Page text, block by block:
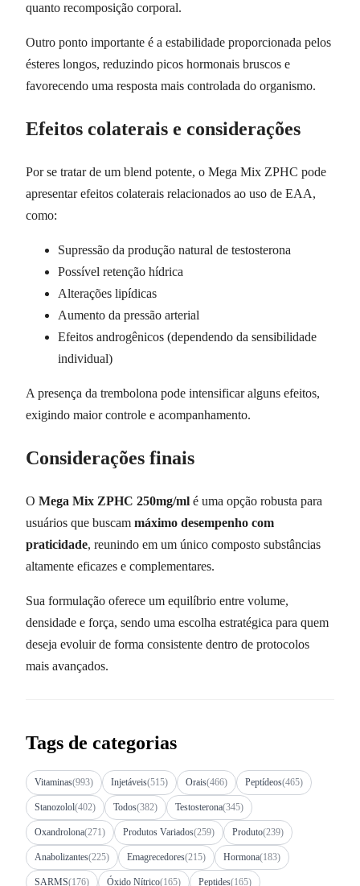
quanto recomposição corporal.
Outro ponto importante é a estabilidade proporcionada pelos
ésteres longos, reduzindo picos hormonais bruscos e
favorecendo uma resposta mais controlada do organismo.
Efeitos colaterais e considerações
Por se tratar de um blend potente, o Mega Mix ZPHC pode
apresentar efeitos colaterais relacionados ao uso de EAA,
como:
Supressão da produção natural de testosterona
Possível retenção hídrica
Alterações lipídicas
Aumento da pressão arterial
Efeitos androgênicos (dependendo da sensibilidade
individual)
A presença da trembolona pode intensificar alguns efeitos,
exigindo maior controle e acompanhamento.
Considerações finais
O Mega Mix ZPHC 250mg/ml é uma opção robusta para
usuários que buscam máximo desempenho com
praticidade, reunindo em um único composto substâncias
altamente eficazes e complementares.
Sua formulação oferece um equilíbrio entre volume,
densidade e força, sendo uma escolha estratégica para quem
deseja evoluir de forma consistente dentro de protocolos
mais avançados.
Tags de categorias
Vitaminas(993) Injetáveis(515) Orais(466) Peptídeos(465)
Stanozolol(402) Todos(382) Testosterona(345)
Oxandrolona(271) Produtos Variados(259) Produto(239)
Anabolizantes(225) Emagrecedores(215) Hormona(183)
SARMS(176) Óxido Nítrico(165) Peptides(165)